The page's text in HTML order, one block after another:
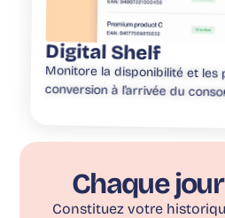
Digital Shelf
Monitore la disponibilité et
conversion à l’arrivée du
Chaque
Constituez votre